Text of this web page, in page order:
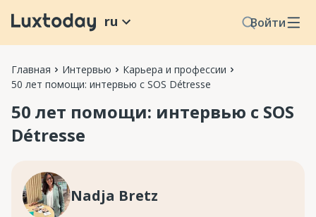
Войти
ru
Главная Интервью
Карьера и профессии
50 лет помощи: интервью с SOS Détresse
50 лет помощи: интервью с SOS
Détresse
Nadja Bretz